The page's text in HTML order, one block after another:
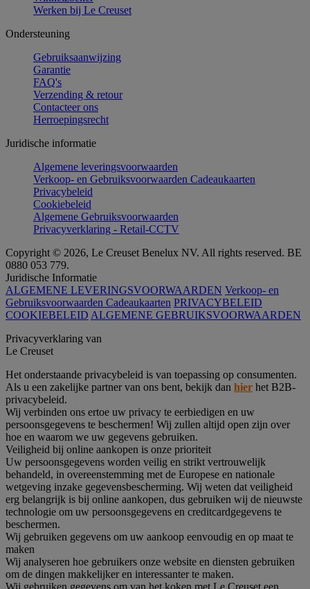
Werken bij Le Creuset
Ondersteuning
Gebruiksaanwijzing
Garantie
FAQ's
Verzending & retour
Contacteer ons
Herroepingsrecht
Juridische informatie
Algemene leveringsvoorwaarden
Verkoop- en Gebruiksvoorwaarden Cadeaukaarten
Privacybeleid
Cookiebeleid
Algemene Gebruiksvoorwaarden
Privacyverklaring - Retail-CCTV
Copyright © 2026, Le Creuset Benelux NV. All rights reserved. BE
0880 053 779.
Juridische Informatie
ALGEMENE LEVERINGSVOORWAARDEN Verkoop- en
Gebruiksvoorwaarden Cadeaukaarten PRIVACYBELEID
COOKIEBELEID ALGEMENE GEBRUIKSVOORWAARDEN
Privacyverklaring van
Le Creuset
Het onderstaande privacybeleid is van toepassing op consumenten.
Als u een zakelijke partner van ons bent, bekijk dan hier het B2B-
privacybeleid.
Wij verbinden ons ertoe uw privacy te eerbiedigen en uw
persoonsgegevens te beschermen! Wij zullen altijd open zijn over
hoe en waarom we uw gegevens gebruiken.
Veiligheid bij online aankopen is onze prioriteit
Uw persoonsgegevens worden veilig en strikt vertrouwelijk
behandeld, in overeenstemming met de Europese en nationale
wetgeving inzake gegevensbescherming. Wij weten dat veiligheid
erg belangrijk is bij online aankopen, dus gebruiken wij de nieuwste
technologie om uw persoonsgegevens en creditcardgegevens te
beschermen.
Wij gebruiken gegevens om uw aankoop eenvoudig en op maat te
maken
Wij analyseren hoe gebruikers onze website en diensten gebruiken
om de dingen makkelijker en interessanter te maken.
Wij gebruiken gegevens om van het koken met Le Creuset een